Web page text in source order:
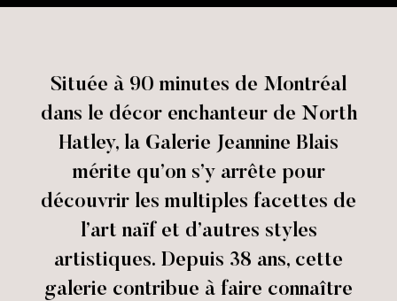
Située à 90 minutes de Montréal
dans le décor enchanteur de North
Hatley, la Galerie Jeannine Blais
mérite qu’on s’y arrête pour
découvrir les multiples facettes de
l’art naïf et d’autres styles
artistiques. Depuis 38 ans, cette
galerie contribue à faire connaître